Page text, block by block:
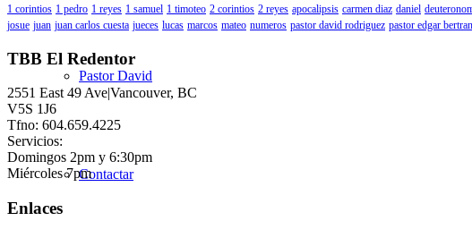
Pastor David
Contactar
1 corintios 1 pedro 1 reyes 1 samuel 1 timoteo 2 corintios 2 reyes apocalipsis carmen diaz daniel
josue juan juan carlos cuesta jueces lucas marcos mateo numeros pastor david rodriguez pastor edgar
TBB El Redentor
2551 East 49 Ave|Vancouver, BC
V5S 1J6
Tfno: 604.659.4225
Servicios:
Domingos 2pm y 6:30pm
Miércoles 7pm
Enlaces